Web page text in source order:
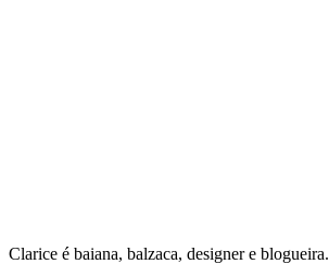
Clarice é baiana, balzaca, designer e blogueira.